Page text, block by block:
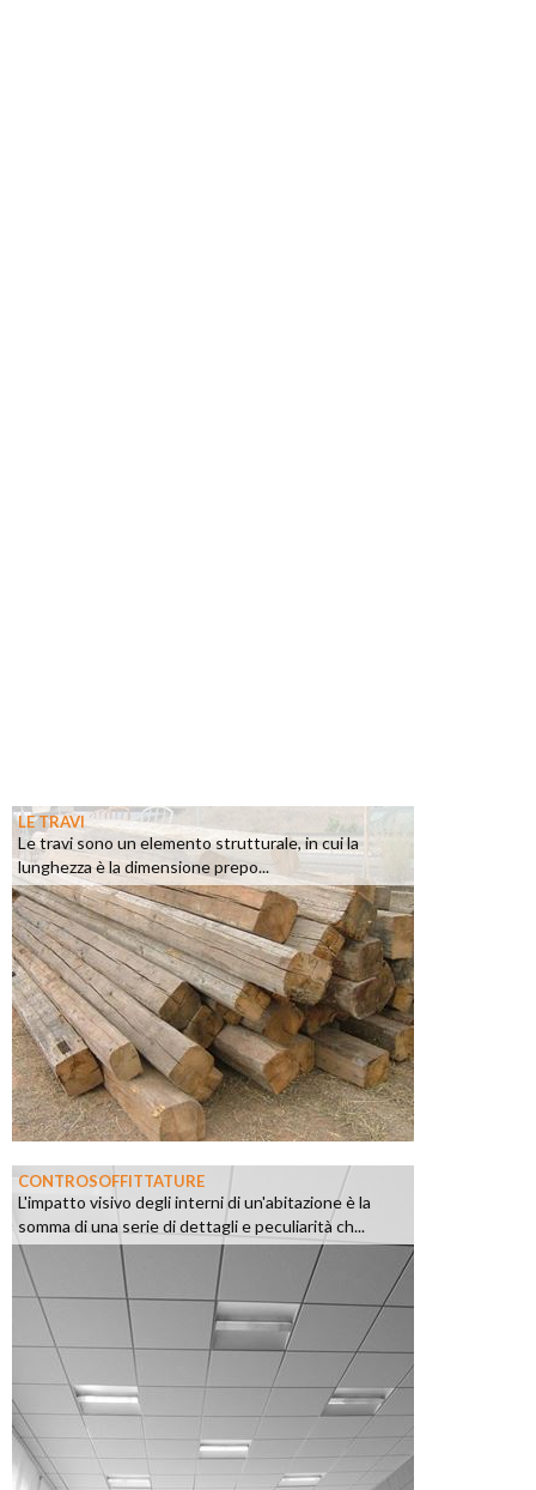
LE TRAVI
Le travi sono un elemento strutturale, in cui la
lunghezza è la dimensione prepo...
CONTROSOFFITTATURE
L'impatto visivo degli interni di un'abitazione è la
somma di una serie di dettagli e peculiarità ch...